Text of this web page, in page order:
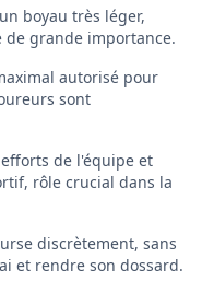
boyau très léger,
grande importance.
autorisé pour
sont
de l'équipe et
rôle crucial dans la
discrètement, sans
et rendre son dossard.